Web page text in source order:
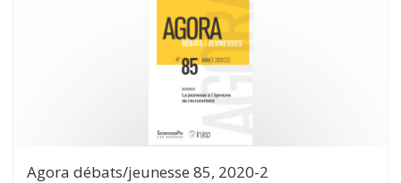
Agora débats/jeunesse 85, 2020-2